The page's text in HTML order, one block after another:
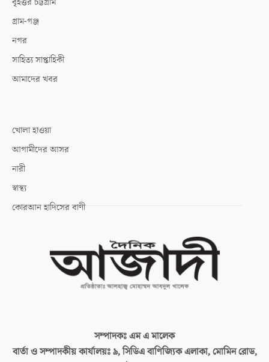
গ্রাম-গঞ্জ
নগর
সাহিত্য সাপ্তাহিকী
আমাদের খবর
খোলা হাওয়া
আগামীদের আসর
নারী
স্বাস্থ্য
কোরআন হাদিসের বাণী
সম্পাদকঃএম এ মালেক
বার্তা ও সম্পাদকীয় কার্যালয়ঃ৯, সিডিএ বাণিজ্যিক এলাকা, মোমিন রোড,